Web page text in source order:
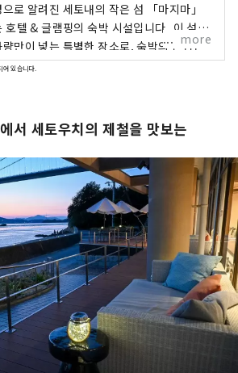
로 알려진 세토내의 작은 섬 「마지마」
텔 & 글램핑의 숙박 시설입니다. 이 섬은,
만이 넣는 특별한 장소로, 숙박의 손님은
에서 전용 보트나 송영차로 와 주십니다.
된 것 같은 비일상을 체험하실 수 있습니
연을 체험할 수 있는 다양한 액티비티 등이
함된 올 인클루시브. 일본의 특별한 섬
」에서, 여기서 밖에 맛볼 수 없는 만남과
동을 즐겨 주세요.
more
어 있습니다.
서 세토우치의 제철을 맛보는